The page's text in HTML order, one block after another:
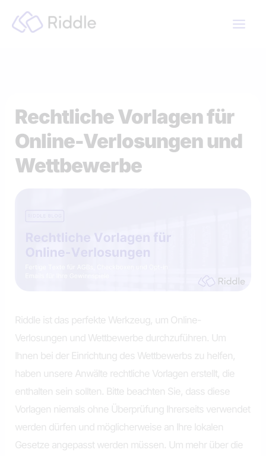
Inhalt
Rechtliche Vorlagen für
Online-Verlosungen und
Wettbewerbe
Riddle ist das perfekte Werkzeug, um Online-
Verlosungen und Wettbewerbe durchzuführen. Um
Ihnen bei der Einrichtung des Wettbewerbs zu helfen,
haben unsere Anwälte rechtliche Vorlagen erstellt, die
enthalten sein sollten. Bitte beachten Sie, dass diese
Vorlagen niemals ohne Überprüfung Ihrerseits verwendet
werden dürfen und möglicherweise an Ihre lokalen
Gesetze angepasst werden müssen. Um mehr über die